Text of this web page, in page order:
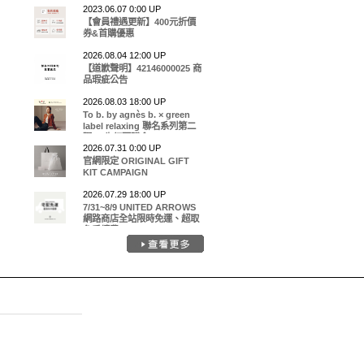
2023.06.07 0:00 UP
【會員禮遇更新】400元折價
券&首購優惠
2026.08.04 12:00 UP
【道歉聲明】42146000025 商
品瑕疵公告
2026.08.03 18:00 UP
To b. by agnès b. × green
label relaxing 聯名系列第二
2026.07.31 0:00 UP
官網限定 ORIGINAL GIFT
KIT CAMPAIGN
2026.07.29 18:00 UP
7/31~8/9 UNITED ARROWS
網路商店全站限時免運、超取